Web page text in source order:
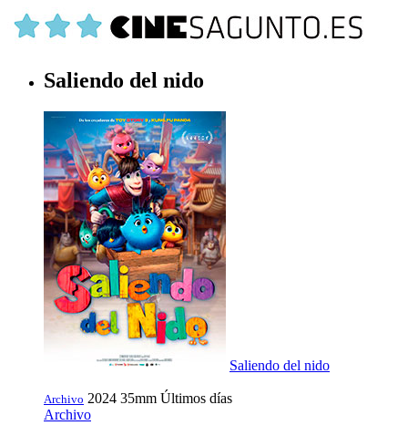
Saliendo del nido
Saliendo del nido
Archivo 2024 35mm Últimos días
Archivo